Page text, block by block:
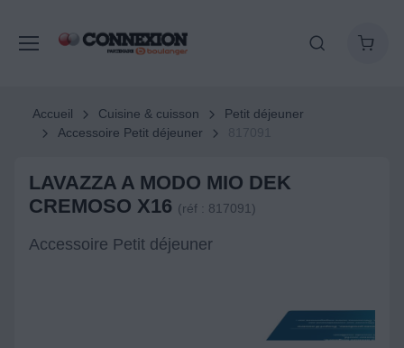
Accueil Cuisine & cuisson
Petit déjeuner
Accessoire Petit déjeuner
LAVAZZA A MODO MIO DEK
CREMOSO X16 (réf : 817091)
Accessoire Petit déjeuner